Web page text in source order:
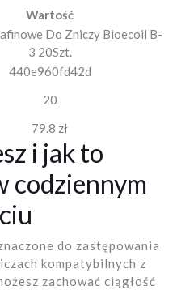
Wartość
Do Zniczy Bioecoil B-
3 20Szt.
440e960fd42d
20
79.8 zł
i jak to
codziennym
do zastępowania
kompatybilnych z
zachować ciągłość